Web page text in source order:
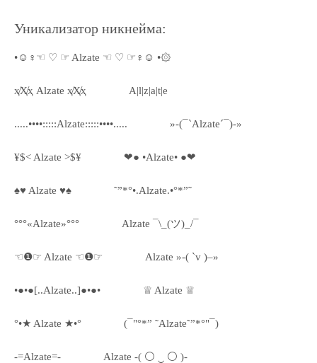
Уникализатор никнейма:
•☺♀☜ ♡ ☞ Alzate ☜ ♡ ☞♀☺ •۞
ҳ̸Ҳ̸ҳ Alzate ҳ̸Ҳ̸ҳ A|l|z|a|t|e
.....••••:::::Alzate:::::••••..... »-(¯`Alzate´¯)-»
¥$< Alzate >$¥ ❤● •Alzate• ●❤
♠♥ Alzate ♥♠ ˜”*°•.Alzate.•°*”˜
°°°«Alzate»°°° Alzate ¯\_(ツ)_/¯
☜❶☞ Alzate ☜❶☞ Alzate »-( `v )–»
•●•●[..Alzate..]●•●• ♕ Alzate ♕
°•★ Alzate ★•° (¯"°*” ˜Alzate˜”*°"¯)
-=Alzate=- Alzate -( ⚪ ‿ ⚪ )-